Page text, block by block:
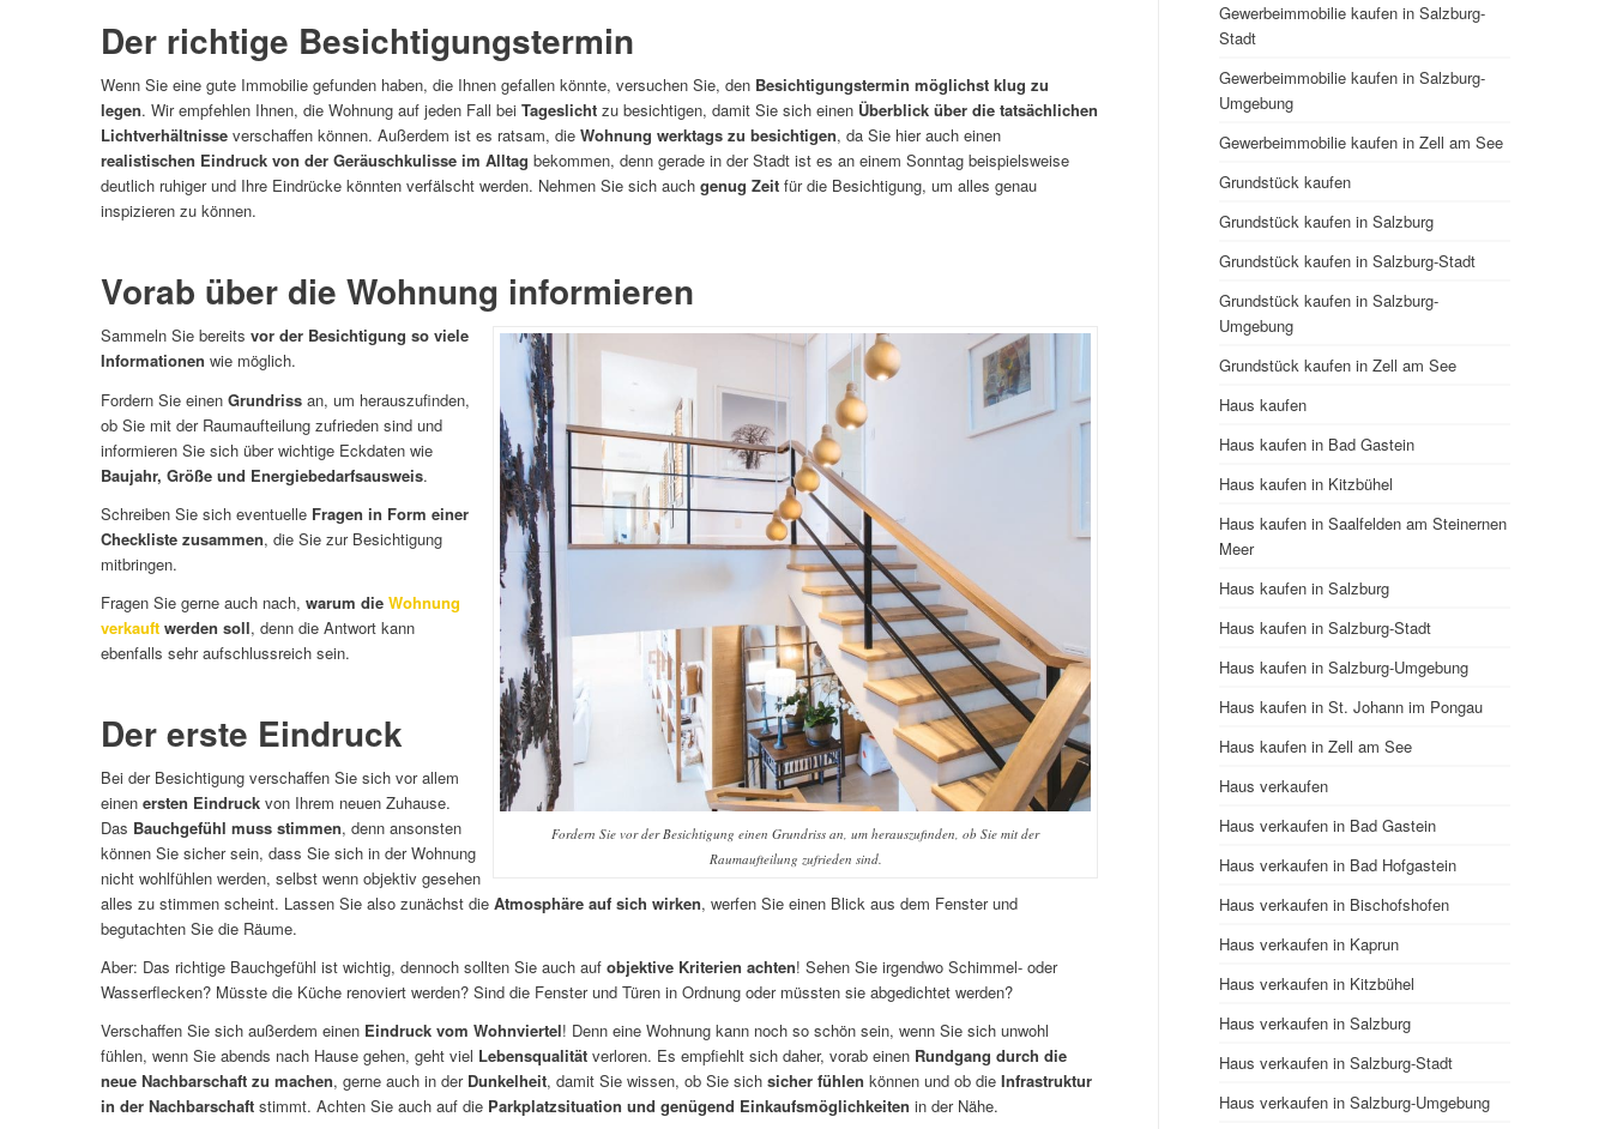
Der richtige Besichtigungstermin
Wenn Sie eine gute Immobilie gefunden haben, die Ihnen gefallen könnte, versuchen Sie, den Besichtigungstermin möglichst klug zu
legen. Wir empfehlen Ihnen, die Wohnung auf jeden Fall bei Tageslichtzu besichtigen, damit Sie sich einen Überblick über die tatsächlichen
Lichtverhältnisseverschaffen können. Außerdem ist es ratsam, die Wohnung werktags zu besichtigen, da Sie hier auch einen
realistischen Eindruck von der Geräuschkulisse im Alltag bekommen, denn gerade in der Stadt ist es an einem Sonntag beispielsweise
deutlich ruhiger und Ihre Eindrücke könnten verfälscht werden. Nehmen Sie sich auch genug Zeitfür die Besichtigung, um alles genau
inspizieren zu können.
Vorab über die Wohnung informieren
Fordern Sie vor der Besichtigung einen Grundriss an, um herauszufinden, ob Sie mit der
Raumaufteilung zufrieden sind.
Sammeln Sie bereits vor der Besichtigung so viele
Informationen wie möglich.
Fordern Sie einen Grundrissan, um herauszufinden,
ob Sie mit der Raumaufteilung zufrieden sind und
informieren Sie sich über wichtige Eckdaten wie
Baujahr, Größe und Energiebedarfsausweis.
Schreiben Sie sich eventuelle Fragen in Form einer
Checkliste zusammen, die Sie zur Besichtigung
mitbringen.
Fragen Sie gerne auch nach, warum die Wohnung
verkauftwerden soll, denn die Antwort kann
ebenfalls sehr aufschlussreich sein.
Der erste Eindruck
Bei der Besichtigung verschaffen Sie sich vor allem
einen ersten Eindruckvon Ihrem neuen Zuhause.
Das Bauchgefühl muss stimmen, denn ansonsten
können Sie sicher sein, dass Sie sich in der Wohnung
nicht wohlfühlen werden, selbst wenn objektiv gesehen
alles zu stimmen scheint. Lassen Sie also zunächst die Atmosphäre auf sich wirken, werfen Sie einen Blick aus dem Fenster und
begutachten Sie die Räume.
Aber: Das richtige Bauchgefühl ist wichtig, dennoch sollten Sie auch auf objektive Kriterien achten! Sehen Sie irgendwo Schimmel- oder
Wasserflecken? Müsste die Küche renoviert werden? Sind die Fenster und Türen in Ordnung oder müssten sie abgedichtet werden?
Verschaffen Sie sich außerdem einen Eindruck vom Wohnviertel! Denn eine Wohnung kann noch so schön sein, wenn Sie sich unwohl
fühlen, wenn Sie abends nach Hause gehen, geht viel Lebensqualitätverloren. Es empfiehlt sich daher, vorab einen Rundgang durch die
neue Nachbarschaft zu machen, gerne auch in der Dunkelheit, damit Sie wissen, ob Sie sich sicher fühlen können und ob die Infrastruktur
in der Nachbarschaftstimmt. Achten Sie auch auf die Parkplatzsituation und genügend Einkaufsmöglichkeiten in der Nähe.
Gewerbeimmobilie kaufen in Salzburg-
Stadt
Gewerbeimmobilie kaufen in Salzburg-
Umgebung
Gewerbeimmobilie kaufen in Zell am See
Grundstück kaufen
Grundstück kaufen in Salzburg
Grundstück kaufen in Salzburg-Stadt
Grundstück kaufen in Salzburg-
Umgebung
Grundstück kaufen in Zell am See
Haus kaufen
Haus kaufen in Bad Gastein
Haus kaufen in Kitzbühel
Haus kaufen in Saalfelden am Steinernen
Meer
Haus kaufen in Salzburg
Haus kaufen in Salzburg-Stadt
Haus kaufen in Salzburg-Umgebung
Haus kaufen in St. Johann im Pongau
Haus kaufen in Zell am See
Haus verkaufen
Haus verkaufen in Bad Gastein
Haus verkaufen in Bad Hofgastein
Haus verkaufen in Bischofshofen
Haus verkaufen in Kaprun
Haus verkaufen in Kitzbühel
Haus verkaufen in Salzburg
Haus verkaufen in Salzburg-Stadt
Haus verkaufen in Salzburg-Umgebung